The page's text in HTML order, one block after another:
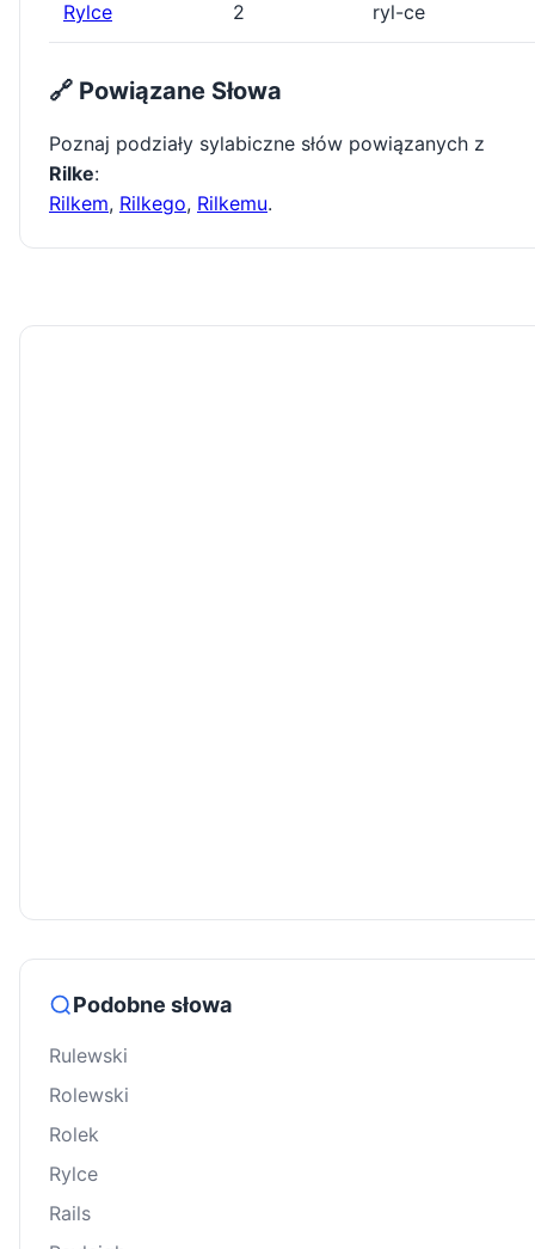
Rylce 2 ryl-ce
🔗 Powiązane Słowa
Poznaj podziały sylabiczne słów powiązanych z
Rilke:
Rilkem, Rilkego, Rilkemu.
Podobne słowa
Rulewski
Rolewski
Rolek
Rylce
Rails